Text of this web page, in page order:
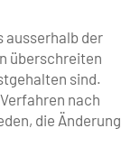
ausserhalb der
überschreiten
sind.
nach
die Änderung